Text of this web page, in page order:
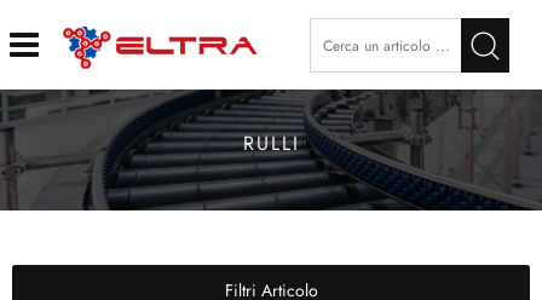
Open
RULLI
Filtri Articolo